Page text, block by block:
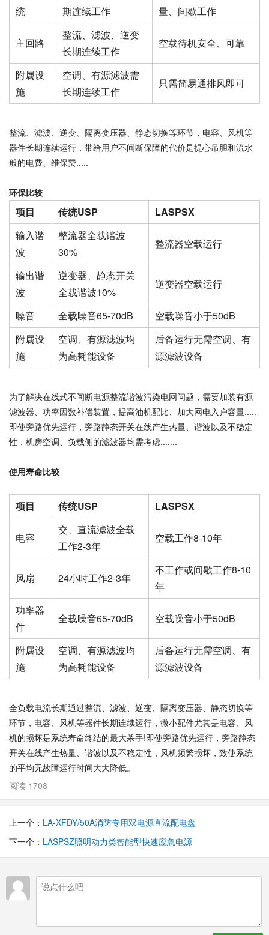
统
期连续工作
量、间歇工作
主回路
整流、滤波、逆变
长期连续工作
空载待机安全、可靠
附属设
施
空调、有源滤波需
长期连续工作
只需简易通排风即可
整流、滤波、逆变、隔离变压器、静态切换等环节，电容、风机等
器件长期连续运行，带给用户不间断保障的代价是提心吊胆和流水
般的电费、维保费.....
环保比较
项目 传统USP
LASPSX
输入谐
波
整流器全载谐波
30%
整流器空载运行
输出谐
波
逆变器、静态开关
全载谐波10%
逆变器空载运行
噪音 全载噪音65-70dB
空载噪音小于50dB
附属设
施
空调、有源滤波均
为高耗能设备
后备运行无需空调、有
源滤波设备
为了解决在线式不间断电源整流谐波污染电网问题，需要加装有源
滤波器、功率因数补偿装置，提高油机配比、加大网电入户容量.....
即使旁路优先运行，旁路静态开关在线产生热量、谐波以及不稳定
性，机房空调、负载侧的滤波器均需考虑.......
使用寿命比较
项目 传统USP LASPSX
电容
交、直流滤波全载
工作2-3年
空载工作8-10年
风扇 24小时工作2-3年
不工作或间歇工作8-10
年
功率器
件
全载噪音65-70dB 空载噪音小于50dB
附属设
施
空调、有源滤波均
为高耗能设备
后备运行无需空调、有
源滤波设备
全负载电流长期通过整流、滤波、逆变、隔离变压器、静态切换等
环节，电容、风机等器件长期连续运行，微小配件尤其是电容、风
机的损坏是系统寿命终结的最大杀手!即使旁路优先运行，旁路静态
开关在线产生热量、谐波以及不稳定性，风机频繁损坏，致使系统
的平均无故障运行时间大大降低。
阅读 1708
上一个： LA-XFDY/50A消防专用双电源直流配电盘
下一个： LASPSZ照明动力类智能型快速应急电源